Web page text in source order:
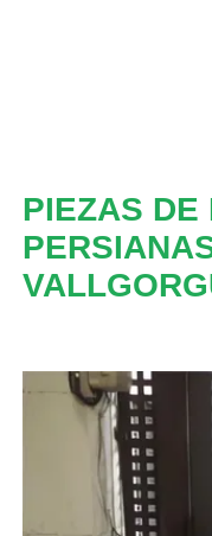
PIEZAS DE